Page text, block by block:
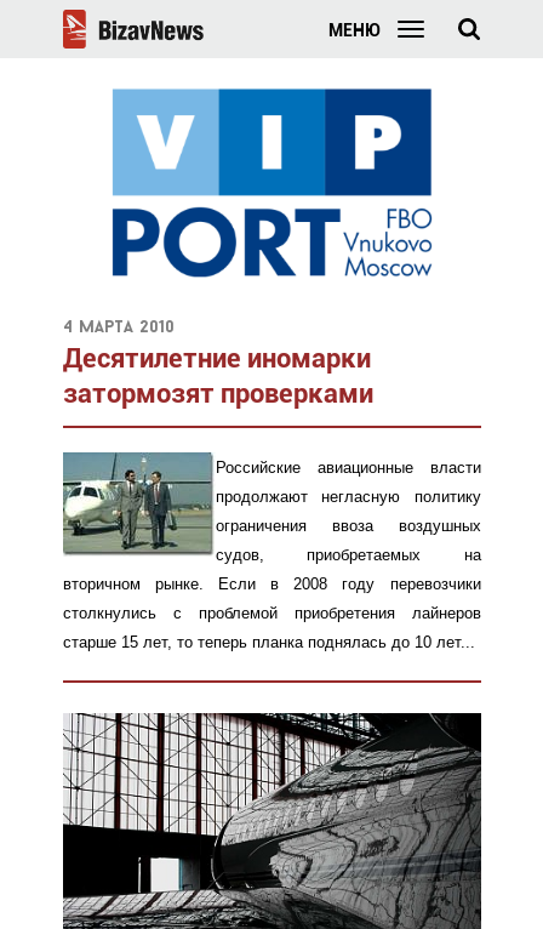
МЕНЮ
4 марта 2010
Десятилетние иномарки
затормозят проверками
Российские авиационные власти
продолжают негласную политику
ограничения ввоза воздушных
судов, приобретаемых на
вторичном рынке. Если в 2008 году перевозчики
столкнулись с проблемой приобретения лайнеров
старше 15 лет, то теперь планка поднялась до 10 лет...